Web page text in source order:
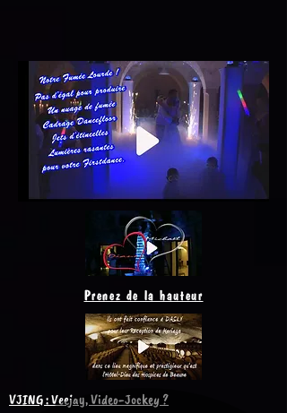
Prenez de la hauteur
VJING : Veejay, Video-Jockey ?